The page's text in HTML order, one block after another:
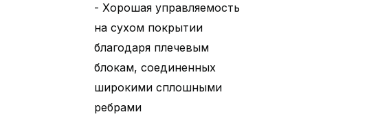
- Хорошая управляемость
на сухом покрытии
благодаря плечевым
блокам, соединенных
широкими сплошными
ребрами